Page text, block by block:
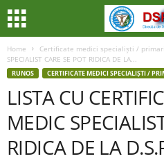
Home Certificate medici specialiști / primari
SPECIALIST CARE SE POT RIDICA DE LA...
RUNOS CERTIFICATE MEDICI SPECIALIȘTI /
LISTA CU
MEDIC
RIDICA DE LA